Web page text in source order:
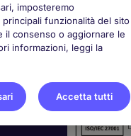
imposteremo
funzionalità del sito
il consenso o aggiornare le
informazioni, leggi la
Accetta tutti